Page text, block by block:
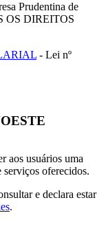
Prudentina de
OS DIREITOS
- Lei nº
aos usuários uma
serviços oferecidos.
e declara estar
.